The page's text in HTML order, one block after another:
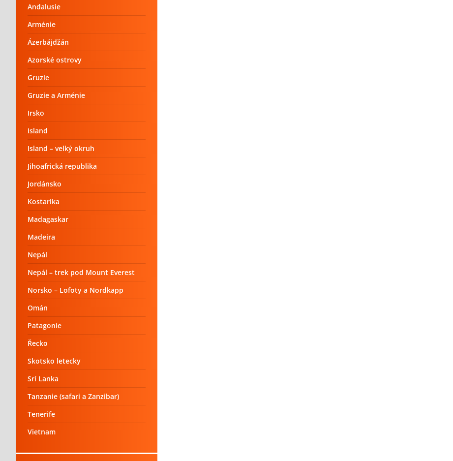
Andalusie
Arménie
Ázerbájdžán
Azorské ostrovy
Gruzie
Gruzie a Arménie
Irsko
Island
Island – velký okruh
Jihoafrická republika
Jordánsko
Kostarika
Madagaskar
Madeira
Nepál
Nepál – trek pod Mount Everest
Norsko – Lofoty a Nordkapp
Omán
Patagonie
Řecko
Skotsko letecky
Srí Lanka
Tanzanie (safari a Zanzibar)
Tenerife
Vietnam